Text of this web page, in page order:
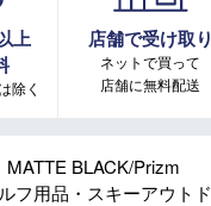
上
除く
店舗で受け取り
ネットで買って
店舗に無料配送
BLACK/Prizm
フ用品・スキーアウトド